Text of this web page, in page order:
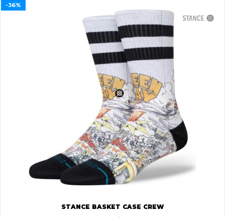
STANCE BASKET CASE CREW
-36%